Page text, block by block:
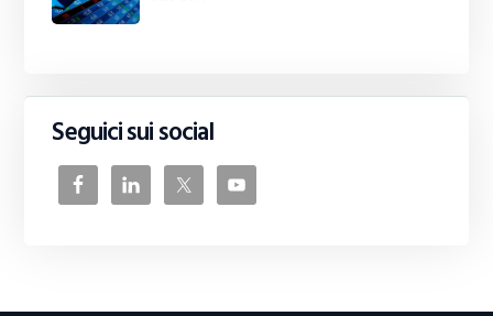
Seguici sui social